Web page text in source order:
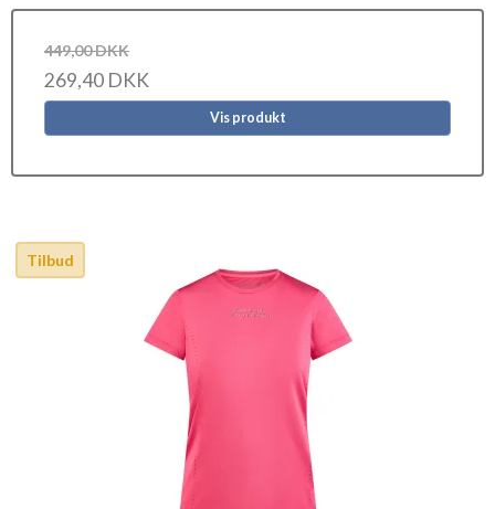
449,00 DKK
269,40 DKK
Vis produkt
Tilbud